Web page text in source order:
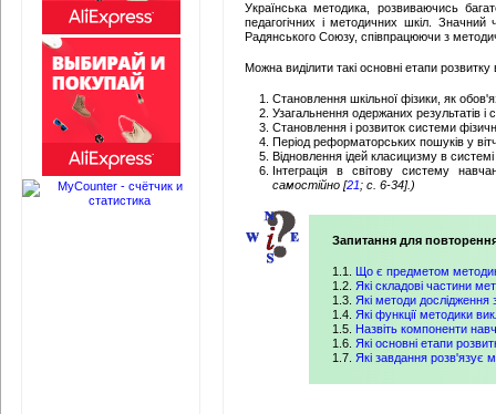
Українська методика, розвиваючись
педагогічних і методичних шкіл.
Радянського Союзу, співпрацюючи з
Можна виділити такі основні етапи розвитку
Становлення шкільної фізики, як
Узагальнення одержаних результатів
Становлення і розвиток системи
Період реформаторських пошуків у
Відновлення ідей класицизму в
Інтеграція в світову систему
самостійно [21; с. 6-34].)
Запитання для
1.1. Що є предметом
1.2. Які складові частини
1.3. Які методи дослідження
1.4. Які функції методики
1.5. Назвіть компоненти
1.6. Які основні етапи
1.7. Які завдання розв'язує